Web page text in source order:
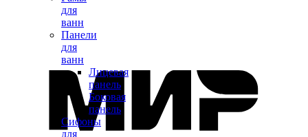
для
ванн
Панели
для
ванн
Лицевая
панель
Боковая
панель
Сифоны
для